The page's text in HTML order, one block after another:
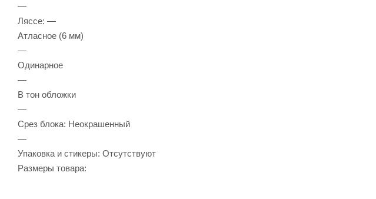
—
Ляссе: —
Атласное (6 мм)
—
Одинарное
—
В тон обложки
—
Срез блока: Неокрашенный
—
Упаковка и стикеры: Отсутствуют
Размеры товара: